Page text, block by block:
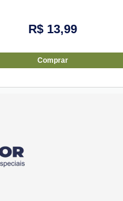
R$13,99
Comprar